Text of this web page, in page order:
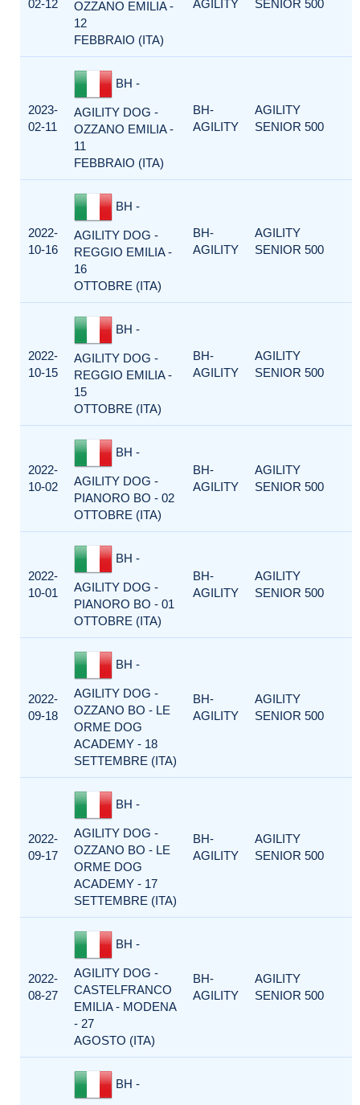
02-12
OZZANO EMILIA -
12
FEBBRAIO (ITA)
AGILITY
SENIOR 500
2023-
02-11
BH -
AGILITY DOG -
OZZANO EMILIA -
11
FEBBRAIO (ITA)
BH-
AGILITY
AGILITY
SENIOR 500
2022-
10-16
BH -
AGILITY DOG -
REGGIO EMILIA -
16
OTTOBRE (ITA)
BH-
AGILITY
AGILITY
SENIOR 500
2022-
10-15
BH -
AGILITY DOG -
REGGIO EMILIA -
15
OTTOBRE (ITA)
BH-
AGILITY
AGILITY
SENIOR 500
2022-
10-02
BH -
AGILITY DOG -
PIANORO BO - 02
OTTOBRE (ITA)
BH-
AGILITY
AGILITY
SENIOR 500
2022-
10-01
BH -
AGILITY DOG -
PIANORO BO - 01
OTTOBRE (ITA)
BH-
AGILITY
AGILITY
SENIOR 500
2022-
09-18
BH -
AGILITY DOG -
OZZANO BO - LE
ORME DOG
ACADEMY - 18
SETTEMBRE (ITA)
BH-
AGILITY
AGILITY
SENIOR 500
2022-
09-17
BH -
AGILITY DOG -
OZZANO BO - LE
ORME DOG
ACADEMY - 17
SETTEMBRE (ITA)
BH-
AGILITY
AGILITY
SENIOR 500
2022-
08-27
BH -
AGILITY DOG -
CASTELFRANCO
EMILIA - MODENA
- 27
AGOSTO (ITA)
BH-
AGILITY
AGILITY
SENIOR 500
BH -